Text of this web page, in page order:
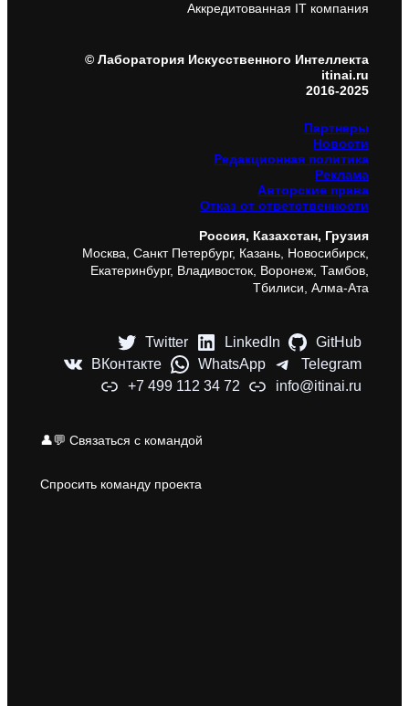
Аккредитованная IT компания
© Лаборатория Искусственного Интеллекта
itinai.ru
2016-2025
Партнеры
Новости
Редакционная политика
Реклама
Авторские права
Отказ от ответственности
Россия, Казахстан, Грузия
Москва, Санкт Петербург, Казань, Новосибирск,
Екатеринбург, Владивосток, Воронеж, Тамбов,
Тбилиси, Алма-Ата
Twitter LinkedIn
GitHub
ВКонтакте
WhatsApp
Telegram
+7 499 112 34 72
info@itinai.ru
👤💬 Связаться с командой
Спросить команду проекта